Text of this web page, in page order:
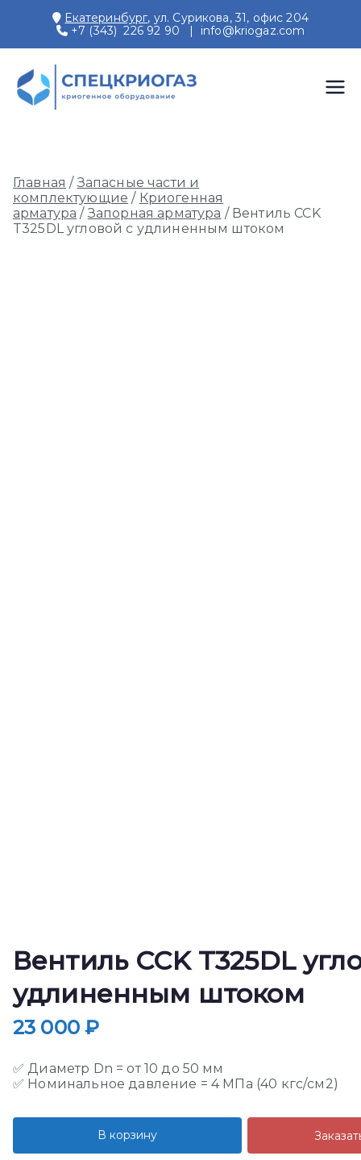
содержимому
Екатеринбург, ул. Сурикова, 31, офис 204
+7 (343) 226 92 90 | info@kriogaz.com
Производство и поставки
Главная /Запасные части и
комплектующие / Криогенная
арматура /Запорная арматура / Вентиль CCK
T325DL угловой с удлиненным штоком
Вентиль CCK T325DL
удлиненным штоком
23 000₽
✅ Диаметр Dn = от 10 до 50 мм
✅ Номинальное давление = 4 МПа (40 кгс/см2)
В корзину